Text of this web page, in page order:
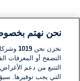
نحن نهتم
نخزن نحن1019
التصفح أو المعرفات
التتبع من دعم
التي يجب توفيرها.